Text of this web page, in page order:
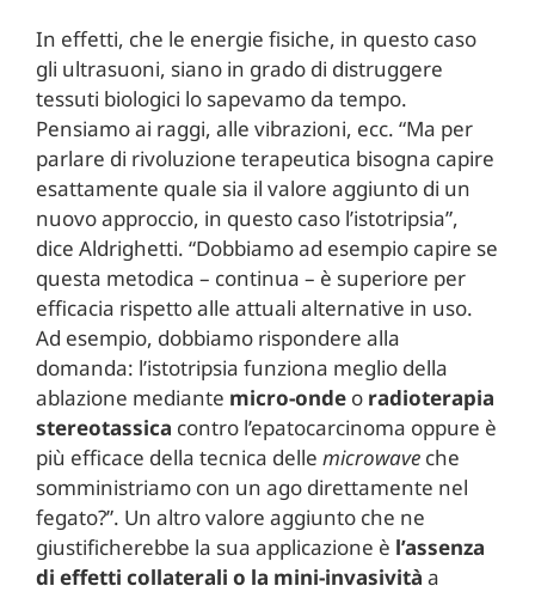
In effetti, che le energie fisiche, in questo caso
gli ultrasuoni, siano in grado di distruggere
tessuti biologici lo sapevamo da tempo.
Pensiamo ai raggi, alle vibrazioni, ecc. “Ma per
parlare di rivoluzione terapeutica bisogna capire
esattamente quale sia il valore aggiunto di un
nuovo approccio, in questo caso l’istotripsia”,
dice Aldrighetti. “Dobbiamo ad esempio capire se
questa metodica – continua – è superiore per
efficacia rispetto alle attuali alternative in uso.
Ad esempio, dobbiamo rispondere alla
domanda: l’istotripsia funziona meglio della
ablazione mediante micro-ondeo radioterapia
stereotassica contro l’epatocarcinoma oppure è
più efficace della tecnica delle microwaveche
somministriamo con un ago direttamente nel
fegato?”. Un altro valore aggiunto che ne
giustificherebbe la sua applicazione è l’assenza
di effetti collaterali o la mini-invasività a